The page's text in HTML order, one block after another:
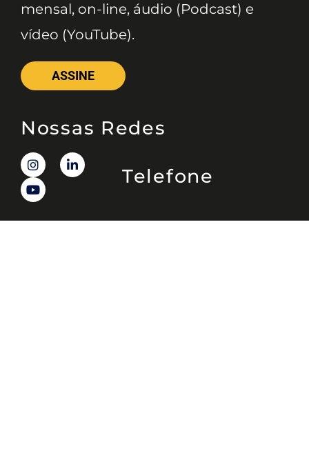
mensal, on-line, áudio (Podcast) e
vídeo (YouTube).
ASSINE
Nossas Redes
Telefone